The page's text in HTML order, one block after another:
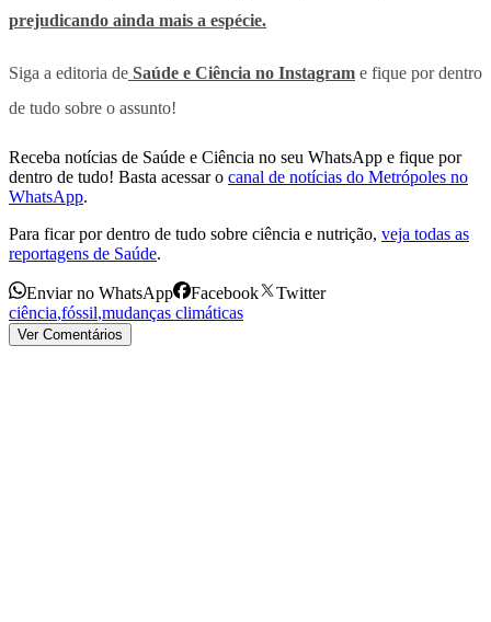
prejudicando ainda mais a espécie.
Siga a editoria de Saúde e Ciência no Instagram e fique por dentro
de tudo sobre o assunto!
Receba notícias de Saúde e Ciência no seu WhatsApp e fique por
dentro de tudo! Basta acessar o canal de notícias do Metrópoles no
WhatsApp.
Para ficar por dentro de tudo sobre ciência e nutrição, veja todas as
reportagens de Saúde.
Enviar no WhatsApp Facebook
Twitter
ciência,fóssil,mudanças climáticas
Ver Comentários